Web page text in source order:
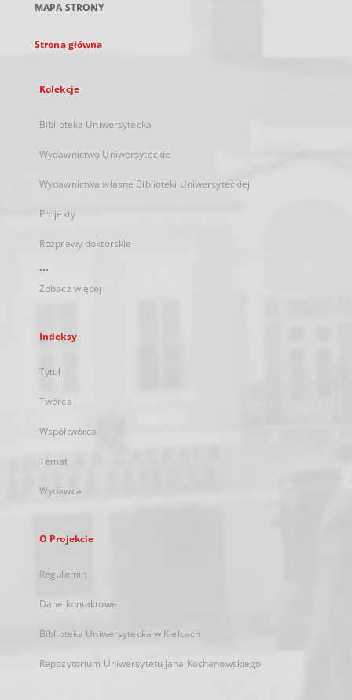
karcie
MAPA STRONY
Strona główna
Kolekcje
Biblioteka Uniwersytecka
Wydawnictwo Uniwersyteckie
Wydawnictwa własne Biblioteki Uniwersyteckiej
Projekty
Rozprawy doktorskie
...
Zobacz więcej
Indeksy
Tytuł
Twórca
Współtwórca
Temat
Wydawca
O Projekcie
Regulamin
Dane kontaktowe
Biblioteka Uniwersytecka w Kielcach
Repozytorium Uniwersytetu Jana Kochanowskiego